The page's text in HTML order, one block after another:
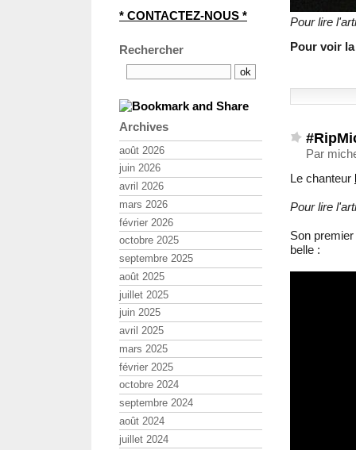
Pour lire
Pour voir
Par
Le chanteur
Pour lire
Son
belle :
* CONTACTEZ-NOUS *
Rechercher
Archives
août 2026
juin 2026
avril 2026
mars 2026
février 2026
octobre 2025
septembre 2025
août 2025
juillet 2025
juin 2025
avril 2025
mars 2025
février 2025
octobre 2024
septembre 2024
août 2024
juillet 2024